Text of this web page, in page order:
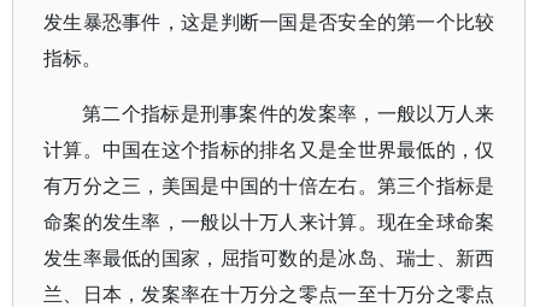
发生暴恐事件，这是判断一国是否安全的第一个比较
指标。
第二个指标是刑事案件的发案率，一般以万人来
计算。中国在这个指标的排名又是全世界最低的，仅
有万分之三，美国是中国的十倍左右。第三个指标是
命案的发生率，一般以十万人来计算。现在全球命案
发生率最低的国家，屈指可数的是冰岛、瑞士、新西
兰、日本，发案率在十万分之零点一至十万分之零点